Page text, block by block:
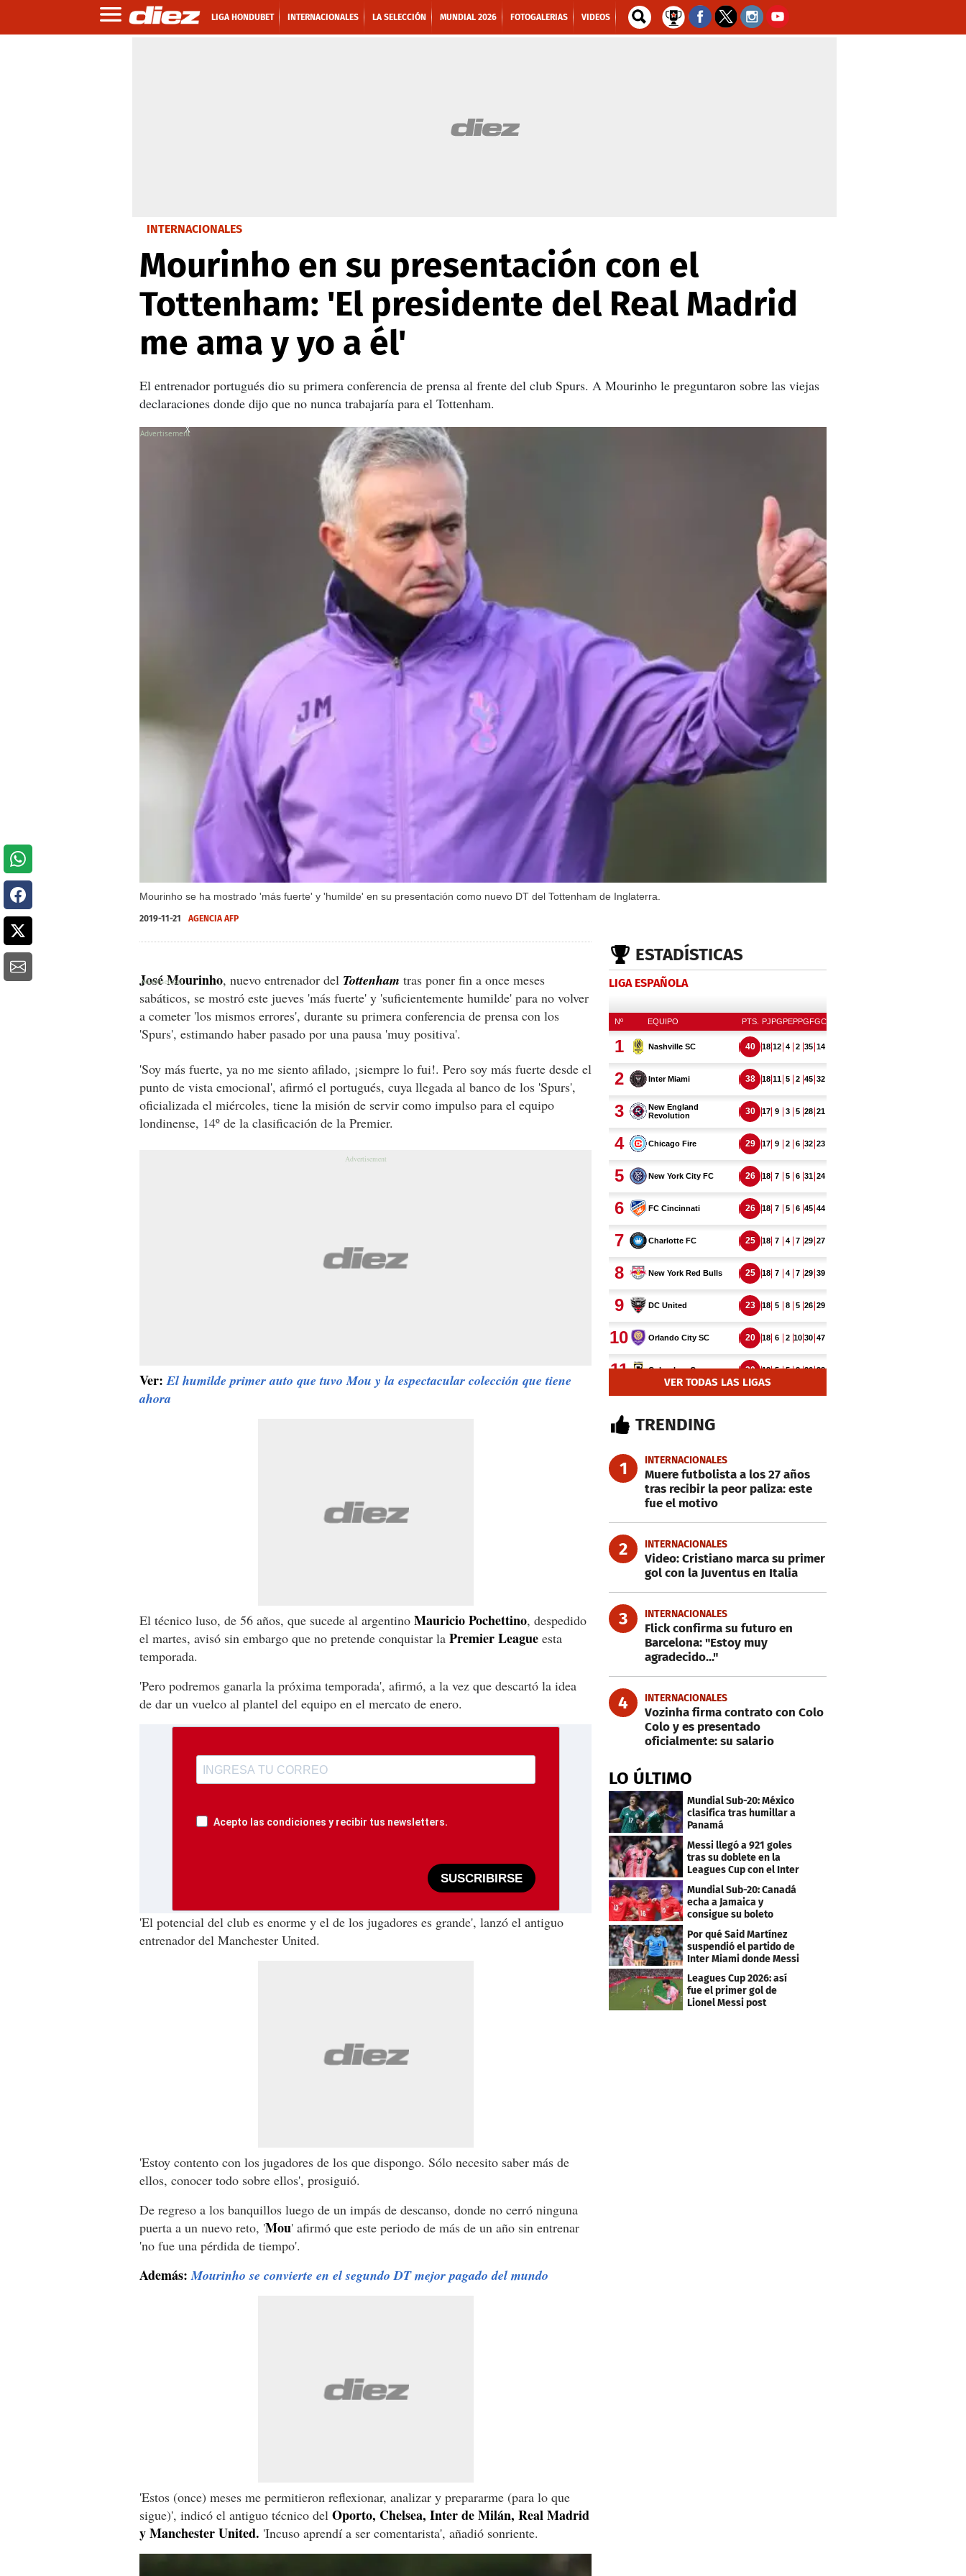
LIGA HONDUBET INTERNACIONALES LA SELECCIÓN MUNDIAL 2026 FOTOGALERIAS VIDEOS
INTERNACIONALES
Mourinho en su presentación con el
Tottenham: 'El presidente del Real Madrid
me ama y yo a él'
El entrenador portugués dio su primera conferencia de prensa al frente del club Spurs. A Mourinho le preguntaron sobre las viejas
declaraciones donde dijo que no nunca trabajaría para el Tottenham.
Mourinho se ha mostrado 'más fuerte' y 'humilde' en su presentación como nuevo DT del Tottenham de Inglaterra.
X
X
2019-11-21 AGENCIA AFP
José Mourinho, nuevo entrenador del Tottenham tras poner fin a once meses
sabáticos, se mostró este jueves 'más fuerte' y 'suficientemente humilde' para no volver
a cometer 'los mismos errores', durante su primera conferencia de prensa con los
'Spurs', estimando haber pasado por una pausa 'muy positiva'.
'Soy más fuerte, ya no me siento afilado, ¡siempre lo fui!. Pero soy más fuerte desde el
punto de vista emocional', afirmó el portugués, cuya llegada al banco de los 'Spurs',
oficializada el miércoles, tiene la misión de servir como impulso para el equipo
londinense, 14º de la clasificación de la Premier.
Ver:El humilde primer auto que tuvo Mou y la espectacular colección que tiene
ahora
El técnico luso, de 56 años, que sucede al argentino Mauricio Pochettino, despedido
el martes, avisó sin embargo que no pretende conquistar la Premier League esta
temporada.
'Pero podremos ganarla la próxima temporada', afirmó, a la vez que descartó la idea
de dar un vuelco al plantel del equipo en el mercato de enero.
Acepto las condiciones y recibir tus newsletters.
SUSCRIBIRSE
'El potencial del club es enorme y el de los jugadores es grande', lanzó el antiguo
entrenador del Manchester United.
'Estoy contento con los jugadores de los que dispongo. Sólo necesito saber más de
ellos, conocer todo sobre ellos', prosiguió.
De regreso a los banquillos luego de un impás de descanso, donde no cerró ninguna
puerta a un nuevo reto, 'Mou' afirmó que este periodo de más de un año sin entrenar
'no fue una pérdida de tiempo'.
Además:Mourinho se convierte en el segundo DT mejor pagado del mundo
'Estos (once) meses me permitieron reflexionar, analizar y prepararme (para lo que
sigue)', indicó el antiguo técnico del Oporto, Chelsea, Inter de Milán, Real Madrid
y Manchester United. 'Incuso aprendí a ser comentarista', añadió sonriente.
ESTADÍSTICAS
LIGA ESPAÑOLA
VER TODAS LAS LIGAS
TRENDING
1 INTERNACIONALES
Muere futbolista a los 27 años
tras recibir la peor paliza: este
fue el motivo
2 INTERNACIONALES
Video: Cristiano marca su primer
gol con la Juventus en Italia
3 INTERNACIONALES
Flick confirma su futuro en
Barcelona: "Estoy muy
agradecido..."
4 INTERNACIONALES
Vozinha firma contrato con Colo
Colo y es presentado
oficialmente: su salario
LO ÚLTIMO
Mundial Sub-20: México
clasifica tras humillar a
Panamá
Messi llegó a 921 goles
tras su doblete en la
Leagues Cup con el Inter
Miami
Mundial Sub-20: Canadá
echa a Jamaica y
consigue su boleto
Por qué Said Martínez
suspendió el partido de
Inter Miami donde Messi
Leagues Cup 2026: así
fue el primer gol de
Lionel Messi post